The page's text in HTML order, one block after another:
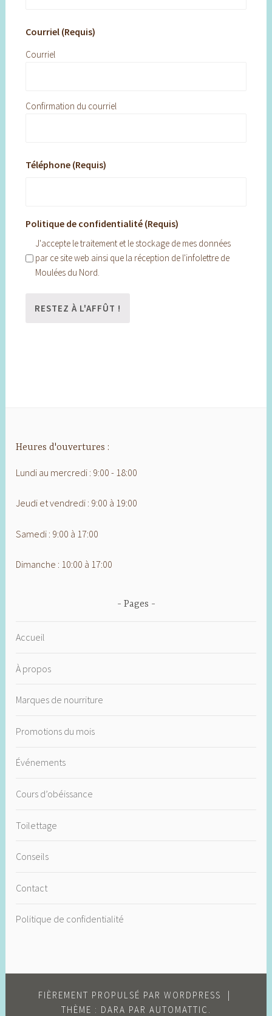
Courriel (Requis)
Courriel
Confirmation du courriel
Téléphone (Requis)
Politique de confidentialité (Requis)
J'accepte le traitement et le stockage de mes données
par ce site web ainsi que la réception de l'infolettre de
Moulées du Nord.
Heures d'ouvertures :
Lundi au mercredi : 9:00 - 18:00
Jeudi et vendredi : 9:00 à 19:00
Samedi : 9:00 à 17:00
Dimanche : 10:00 à 17:00
Pages
Accueil
À propos
Marques de nourriture
Promotions du mois
Événements
Cours d’obéissance
Toilettage
Conseils
Contact
Politique de confidentialité
FIÈREMENT PROPULSÉ PAR WORDPRESS
|
THÈME : DARA PAR AUTOMATTIC .